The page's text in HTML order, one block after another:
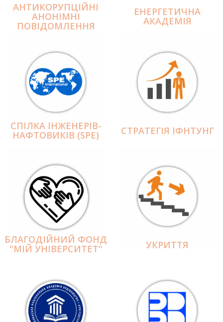
АНТИКОРУПЦІЙНІ
АНОНІМНІ
ПОВІДОМЛЕННЯ
ЕНЕРГЕТИЧНА
АКАДЕМІЯ
СПІЛКА ІНЖЕНЕРІВ-
НАФТОВИКІВ (SPE) СТРАТЕГІЯ ІФНТУНГ
БЛАГОДІЙНИЙ ФОНД
"МІЙ УНІВЕРСИТЕТ" УКРИТТЯ